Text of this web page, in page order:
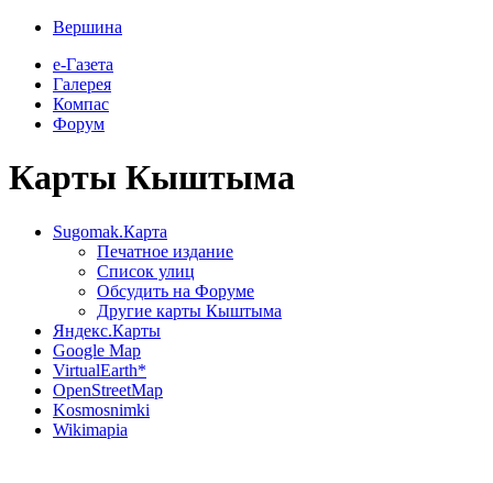
Вершина
е-Газета
Галерея
Компас
Форум
Карты Кыштыма
Sugomak.Карта
Печатное издание
Список улиц
Обсудить на Форуме
Другие карты Кыштыма
Яндекс.Карты
Google Map
VirtualEarth*
OpenStreetMap
Kosmosnimki
Wikimapia